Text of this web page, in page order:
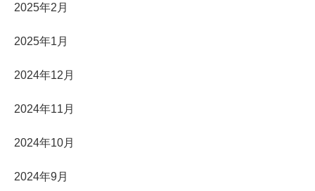
2025年2月
2025年1月
2024年12月
2024年11月
2024年10月
2024年9月